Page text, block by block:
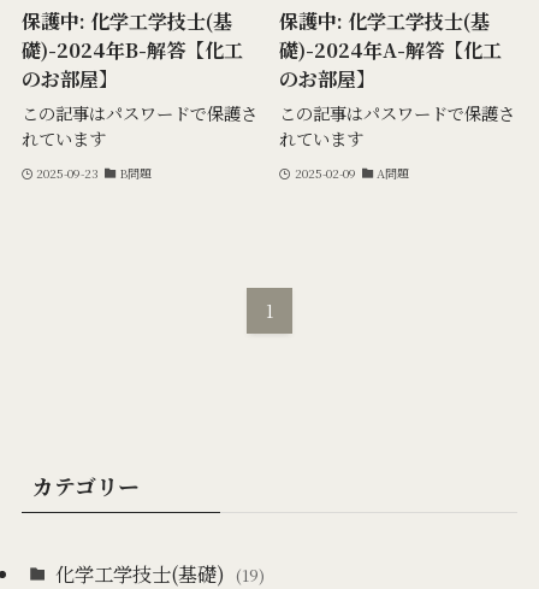
保護中: 化学工学技士(基
礎)-2024年B-解答【化工
のお部屋】
この記事はパスワードで保護さ
れています
2025-09-23 B問題
保護中: 化学工学技士(基
礎)-2024年A-解答【化工
のお部屋】
この記事はパスワードで保護さ
れています
2025-02-09 A問題
1
カテゴリー
化学工学技士(基礎) (19)